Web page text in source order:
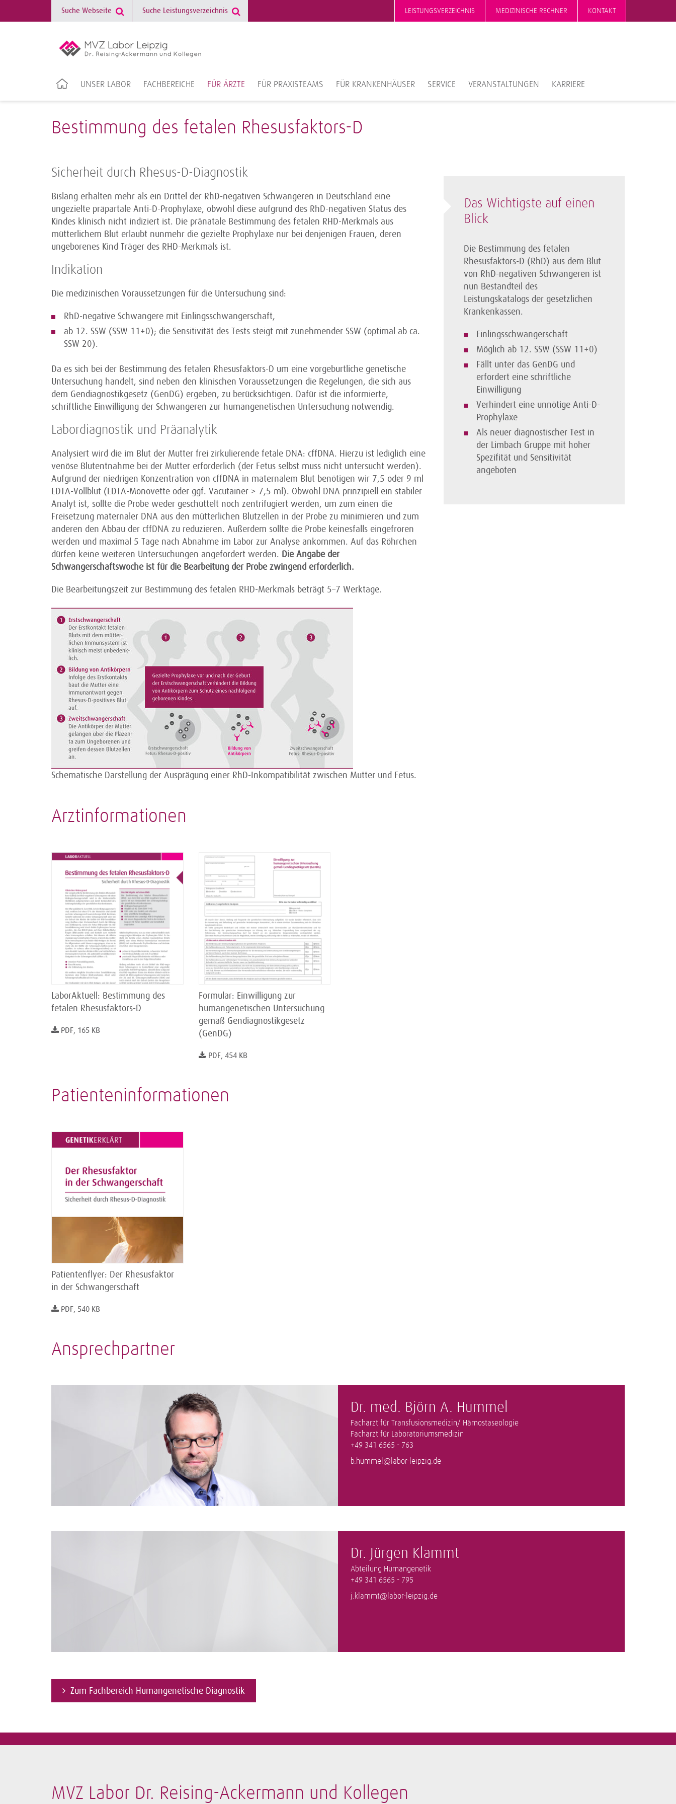
LEISTUNGSVERZEICHNIS MEDIZINISCHE RECHNER KONTAKT
UNSER LABOR FACHBEREICHE FÜR ÄRZTE FÜR PRAXISTEAMS FÜR KRANKENHÄUSER SERVICE VERANSTALTUNGEN KARRIERE
Bestimmung des fetalen Rhesusfaktors-D
Sicherheit durch Rhesus-D-Diagnostik
Bislang erhalten mehr als ein Drittel der RhD-negativen Schwangeren in Deutschland eine
ungezielte präpartale Anti-D-Prophylaxe, obwohl diese aufgrund des RhD-negativen Status des
Kindes klinisch nicht indiziert ist. Die pränatale Bestimmung des fetalen RHD-Merkmals aus
mütterlichem Blut erlaubt nunmehr die gezielte Prophylaxe nur bei denjenigen Frauen, deren
ungeborenes Kind Träger des RHD-Merkmals ist.
Indikation
Die medizinischen Voraussetzungen für die Untersuchung sind:
RhD-negative Schwangere mit Einlingsschwangerschaft,
ab 12. SSW (SSW 11+0); die Sensitivität des Tests steigt mit zunehmender SSW (optimal ab ca.
SSW 20).
Da es sich bei der Bestimmung des fetalen Rhesusfaktors-D um eine vorgeburtliche genetische
Untersuchung handelt, sind neben den klinischen Voraussetzungen die Regelungen, die sich aus
dem Gendiagnostikgesetz (GenDG) ergeben, zu berücksichtigen. Dafür ist die informierte,
schriftliche Einwilligung der Schwangeren zur humangenetischen Untersuchung notwendig.
Labordiagnostik und Präanalytik
Analysiert wird die im Blut der Mutter frei zirkulierende fetale DNA: cffDNA. Hierzu ist lediglich eine
venöse Blutentnahme bei der Mutter erforderlich (der Fetus selbst muss nicht untersucht werden).
Aufgrund der niedrigen Konzentration von cffDNA in maternalem Blut benötigen wir 7,5 oder 9 ml
EDTA-Vollblut (EDTA-Monovette oder ggf. Vacutainer > 7,5 ml). Obwohl DNA prinzipiell ein stabiler
Analyt ist, sollte die Probe weder geschüttelt noch zentrifugiert werden, um zum einen die
Freisetzung maternaler DNA aus den mütterlichen Blutzellen in der Probe zu minimieren und zum
anderen den Abbau der cffDNA zu reduzieren. Außerdem sollte die Probe keinesfalls eingefroren
werden und maximal 5 Tage nach Abnahme im Labor zur Analyse ankommen. Auf das Röhrchen
dürfen keine weiteren Untersuchungen angefordert werden. Die Angabe der
Schwangerschaftswoche ist für die Bearbeitung der Probe zwingend erforderlich.
Die Bearbeitungszeit zur Bestimmung des fetalen RHD-Merkmals beträgt 5–7 Werktage.
Schematische Darstellung der Ausprägung einer RhD-Inkompatibilität zwischen Mutter und Fetus.
Das Wichtigste auf einen
Blick
Die Bestimmung des fetalen
Rhesusfaktors-D (RhD) aus dem Blut
von RhD-negativen Schwangeren ist
nun Bestandteil des
Leistungskatalogs der gesetzlichen
Krankenkassen.
Einlingsschwangerschaft
Möglich ab 12. SSW (SSW 11+0)
Fällt unter das GenDG und
erfordert eine schriftliche
Einwilligung
Verhindert eine unnötige Anti-D-
Prophylaxe
Als neuer diagnostischer Test in
der Limbach Gruppe mit hoher
Spezifität und Sensitivität
angeboten
Arztinformationen
LaborAktuell: Bestimmung des
fetalen Rhesusfaktors-D
PDF, 165 KB
Formular: Einwilligung zur
humangenetischen Untersuchung
gemäß Gendiagnostikgesetz
(GenDG)
PDF, 454 KB
Patienteninformationen
Patientenflyer: Der Rhesusfaktor
in der Schwangerschaft
PDF, 540 KB
Ansprechpartner
Dr. med. Björn A. Hummel
Facharzt für Transfusionsmedizin/ Hämostaseologie
Facharzt für Laboratoriumsmedizin
+49 341 6565 - 763
b.hummel@labor-leipzig.de
Dr. Jürgen Klammt
Abteilung Humangenetik
+49 341 6565 - 795
j.klammt@labor-leipzig.de
Zum Fachbereich Humangenetische Diagnostik
MVZ Labor Dr. Reising-Ackermann und Kollegen